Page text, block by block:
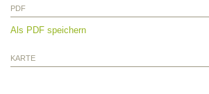
PDF
Als PDF speichern
KARTE